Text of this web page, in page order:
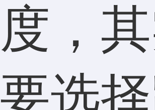
度，
要选